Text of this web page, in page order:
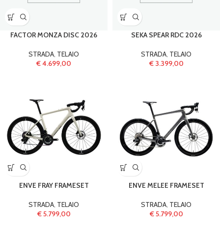
FACTOR MONZA DISC 2026
STRADA, TELAIO
€4.699,00
SEKA SPEAR RDC 2026
STRADA, TELAIO
€3.399,00
ENVE FRAY FRAMESET
STRADA, TELAIO
€5.799,00
ENVE MELEE FRAMESET
STRADA, TELAIO
€5.799,00